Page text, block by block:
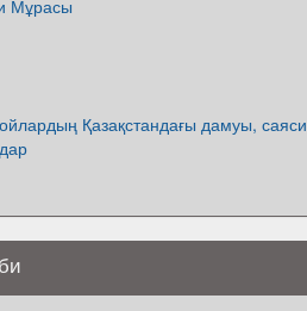
Мұрасы
Қазақстандағы дамуы, саяси